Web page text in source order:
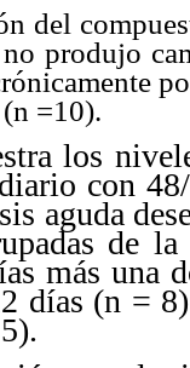
del
produjo
=10).
los
con
aguda
de
más una
días (n =